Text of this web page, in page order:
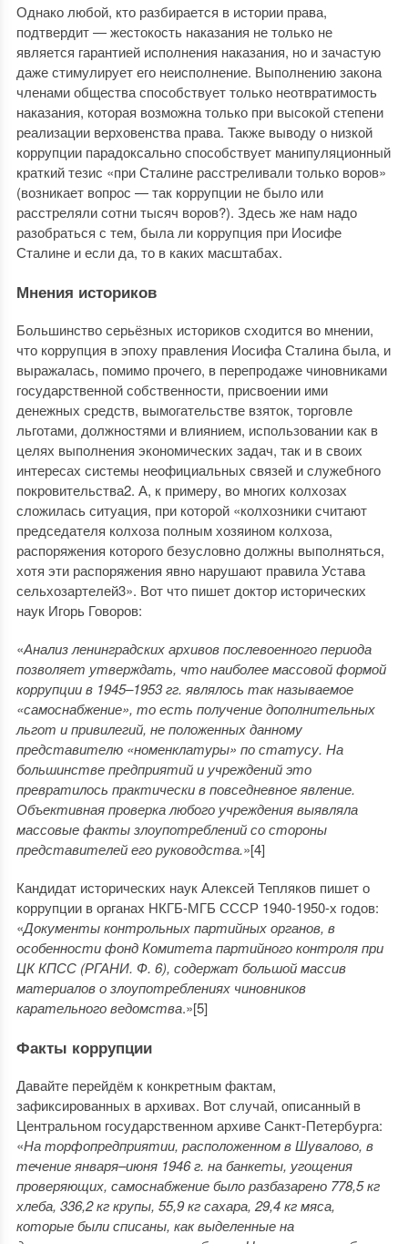
Однако любой, кто разбирается в истории права,
подтвердит — жестокость наказания не только не
является гарантией исполнения наказания, но и зачастую
даже стимулирует его неисполнение. Выполнению закона
членами общества способствует только неотвратимость
наказания, которая возможна только при высокой степени
реализации верховенства права. Также выводу о низкой
коррупции парадоксально способствует манипуляционный
краткий тезис «при Сталине расстреливали только воров»
(возникает вопрос — так коррупции не было или
расстреляли сотни тысяч воров?). Здесь же нам надо
разобраться с тем, была ли коррупция при Иосифе
Сталине и если да, то в каких масштабах.
Мнения историков
Большинство серьёзных историков сходится во мнении,
что коррупция в эпоху правления Иосифа Сталина была, и
выражалась, помимо прочего, в перепродаже чиновниками
государственной собственности, присвоении ими
денежных средств, вымогательстве взяток, торговле
льготами, должностями и влиянием, использовании как в
целях выполнения экономических задач, так и в своих
интересах системы неофициальных связей и служебного
покровительства2. А, к примеру, во многих колхозах
сложилась ситуация, при которой «колхозники считают
председателя колхоза полным хозяином колхоза,
распоряжения которого безусловно должны выполняться,
хотя эти распоряжения явно нарушают правила Устава
сельхозартелей3». Вот что пишет доктор исторических
наук Игорь Говоров:
«Анализ ленинградских архивов послевоенного периода
позволяет утверждать, что наиболее массовой формой
коррупции в 1945–1953 гг. являлось так называемое
«самоснабжение», то есть получение дополнительных
льгот и привилегий, не положенных данному
представителю «номенклатуры» по статусу. На
большинстве предприятий и учреждений это
превратилось практически в повседневное явление.
Объективная проверка любого учреждения выявляла
массовые факты злоупотреблений со стороны
представителей его руководства.»[4]
Кандидат исторических наук Алексей Тепляков пишет о
коррупции в органах НКГБ-МГБ СССР 1940-1950-х годов:
«Документы контрольных партийных органов, в
особенности фонд Комитета партийного контроля при
ЦК КПСС (РГАНИ. Ф. 6), содержат большой массив
материалов о злоупотреблениях чиновников
карательного ведомства.»[5]
Факты коррупции
Давайте перейдём к конкретным фактам,
зафиксированных в архивах. Вот случай, описанный в
Центральном государственном архиве Санкт-Петербурга:
«На торфопредприятии, расположенном в Шувалово, в
течение января–июня 1946 г. на банкеты, угощения
проверяющих, самоснабжение было разбазарено 778,5 кг
хлеба, 336,2 кг крупы, 55,9 кг сахара, 29,4 кг мяса,
которые были списаны, как выделенные на